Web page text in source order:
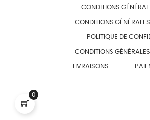
CONDITIONS
CONDITIONS
POLITIQUE DE
CONDITIONS
LIVRAISONS
0